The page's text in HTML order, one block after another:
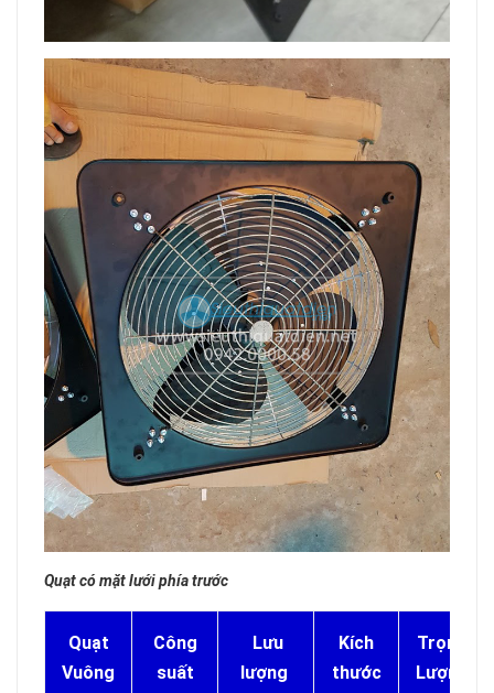
Quạt có mặt lưới phía trước
Quạt
Vuông
Công
suất
Lưu
lượng
Kích
thước
Trọng
Lượng